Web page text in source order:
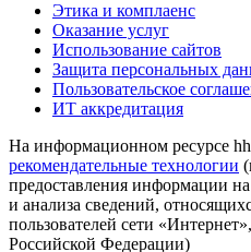
Этика и комплаенс
Оказание услуг
Использование сайтов
Защита персональных
Пользовательское
ИТ аккредитация
На информационном ресурсе
рекомендательные технологии
предоставления информации
и анализа сведений,
пользователей сети
Российской Федерации)